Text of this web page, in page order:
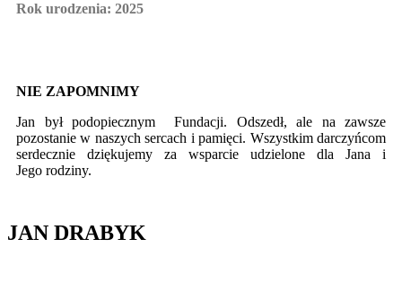
Rok urodzenia: 2025
NIE ZAPOMNIMY
Jan był podopiecznym Fundacji. Odszedł, ale na zawsze
pozostanie w naszych sercach i pamięci. Wszystkim darczyńcom
serdecznie dziękujemy za wsparcie udzielone dla Jana i
Jego rodziny.
JAN DRABYK